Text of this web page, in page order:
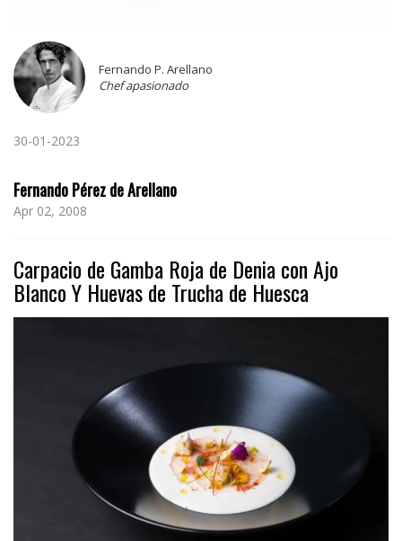
Fernando P. Arellano
Chef apasionado
30-01-2023
Fernando Pérez de Arellano
Apr 02, 2008
Carpacio de Gamba Roja de Denia con Ajo
Blanco Y Huevas de Trucha de Huesca